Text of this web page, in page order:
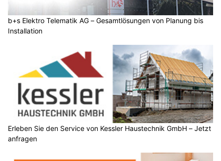
b+s Elektro Telematik AG – Gesamtlösungen von Planung bis
Installation
Erleben Sie den Service von Kessler Haustechnik GmbH – Jetzt
anfragen